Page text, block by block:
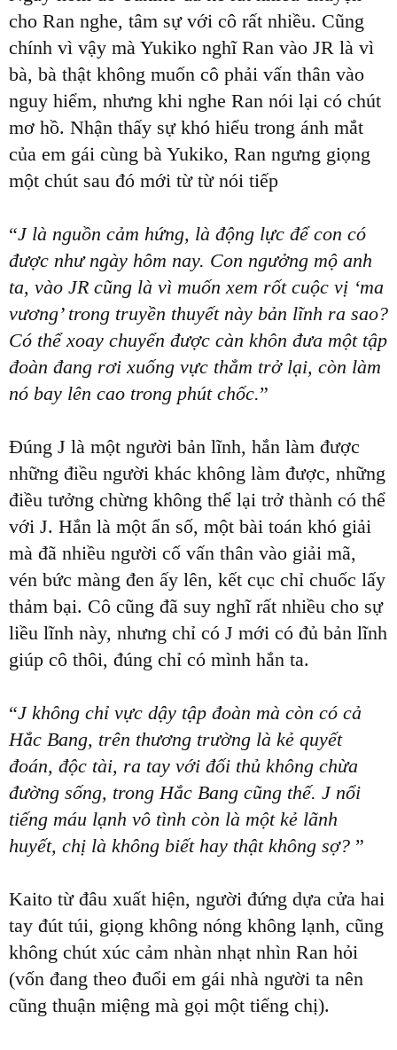
cho Ran nghe, tâm sự với cô rất nhiều. Cũng
chính vì vậy mà Yukiko nghĩ Ran vào JR là vì
bà, bà thật không muốn cô phải vấn thân vào
nguy hiểm, nhưng khi nghe Ran nói lại có chút
mơ hồ. Nhận thấy sự khó hiểu trong ánh mắt
của em gái cùng bà Yukiko, Ran ngưng giọng
một chút sau đó mới từ từ nói tiếp
“J là nguồn cảm hứng, là động lực để con có
được như ngày hôm nay. Con ngưởng mộ anh
ta, vào JR cũng là vì muốn xem rốt cuộc vị ‘ma
vương’ trong truyền thuyết này bản lĩnh ra sao?
Có thể xoay chuyển được càn khôn đưa một tập
đoàn đang rơi xuống vực thẳm trở lại, còn làm
nó bay lên cao trong phút chốc.”
Đúng J là một người bản lĩnh, hắn làm được
những điều người khác không làm được, những
điều tưởng chừng không thể lại trở thành có thể
với J. Hắn là một ẩn số, một bài toán khó giải
mà đã nhiều người cố vấn thân vào giải mã,
vén bức màng đen ấy lên, kết cục chỉ chuốc lấy
thảm bại. Cô cũng đã suy nghĩ rất nhiều cho sự
liều lĩnh này, nhưng chỉ có J mới có đủ bản lĩnh
giúp cô thôi, đúng chỉ có mình hắn ta.
“J không chỉ vực dậy tập đoàn mà còn có cả
Hắc Bang, trên thương trường là kẻ quyết
đoán, độc tài, ra tay với đối thủ không chừa
đường sống, trong Hắc Bang cũng thế. J nổi
tiếng máu lạnh vô tình còn là một kẻ lãnh
huyết, chị là không biết hay thật không sợ? ”
Kaito từ đâu xuất hiện, người đứng dựa cửa hai
tay đút túi, giọng không nóng không lạnh, cũng
không chút xúc cảm nhàn nhạt nhìn Ran hỏi
(vốn đang theo đuổi em gái nhà người ta nên
cũng thuận miệng mà gọi một tiếng chị).